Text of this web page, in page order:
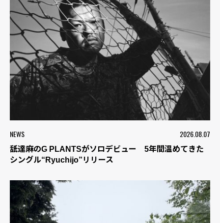
NEWS 2026.08.07
舐達麻のG PLANTSがソロデビュー 5年間温めてきた
シングル“Ryuchijo”リリース